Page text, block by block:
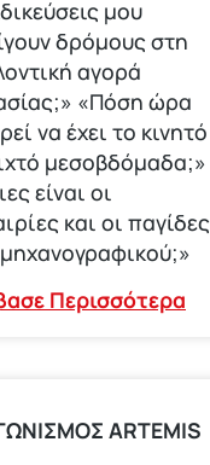
μου
δρόμους στη
αγορά
«Πόση ώρα
να έχει το κινητό
μεσοβδόμαδα;»
είναι οι
και οι παγίδες
Περισσότερα
ΑRTEMIS